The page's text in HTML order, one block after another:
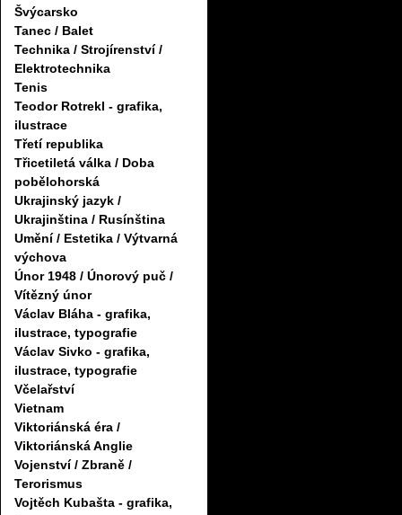
Švýcarsko
Tanec / Balet
Technika / Strojírenství /
Elektrotechnika
Tenis
Teodor Rotrekl - grafika,
ilustrace
Třetí republika
Třicetiletá válka / Doba
pobělohorská
Ukrajinský jazyk /
Ukrajinština / Rusínština
Umění / Estetika / Výtvarná
výchova
Únor 1948 / Únorový puč /
Vítězný únor
Václav Bláha - grafika,
ilustrace, typografie
Václav Sivko - grafika,
ilustrace, typografie
Včelařství
Vietnam
Viktoriánská éra /
Viktoriánská Anglie
Vojenství / Zbraně /
Terorismus
Vojtěch Kubašta - grafika,